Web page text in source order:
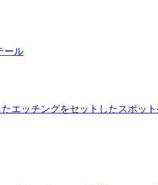
ール
エッチングをセットしたスポッ